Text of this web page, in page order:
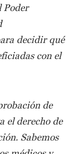
Poder
decidir qué
con el
de
el derecho de
Sabemos